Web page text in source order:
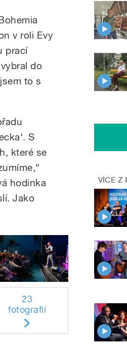
v roli Evy
prací
do
to s
S
které se
hodinka
Jako
23
fotografií
VÍCE Z